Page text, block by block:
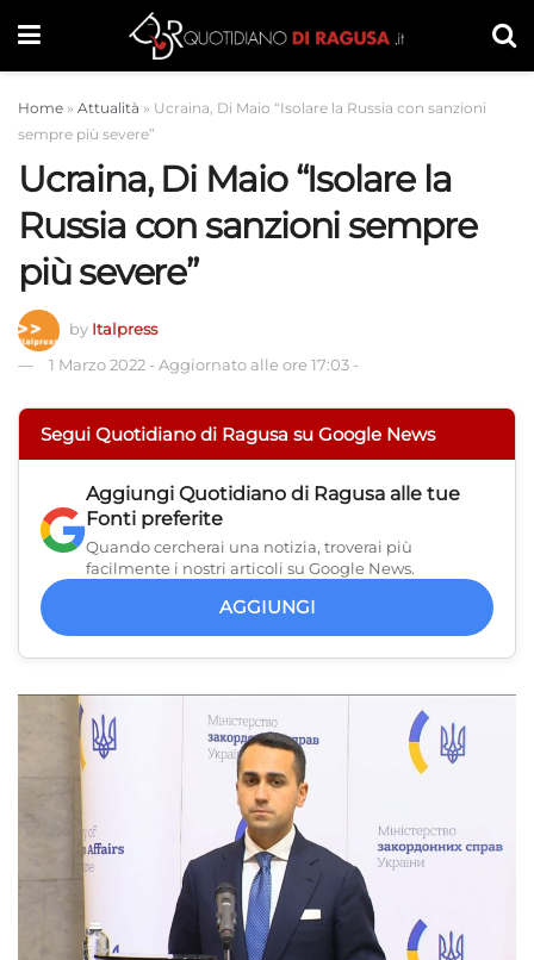
Home » Attualità » Ucraina, Di Maio “Isolare la Russia con sanzioni
sempre più severe”
Ucraina, Di Maio “Isolare la
Russia con sanzioni sempre
più severe”
by Italpress
1 Marzo 2022 - Aggiornato alle ore 17:03 -
Segui Quotidiano di Ragusa su Google News
Aggiungi Quotidiano di Ragusa alle tue
Fonti preferite
Quando cercherai una notizia, troverai più
facilmente i nostri articoli su Google News.
AGGIUNGI